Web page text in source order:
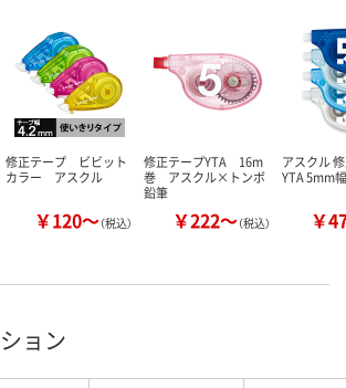
修正テープ ビビット
カラー アスクル
￥120～（税込）
修正テープYTA 16m
巻 アスクル×トンボ
鉛筆
￥222～（税込）
アスクル
YTA 5mm
￥
ョン